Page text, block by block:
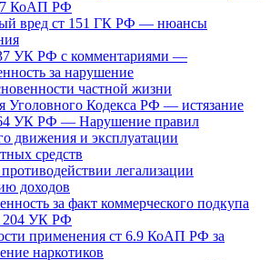
КоАП РФ
вред ст 151 ГК РФ — нюансы
УК РФ с комментариями —
за нарушение
частной жизни
Уголовного Кодекса РФ — истязание
УК РФ — Нарушение правил
движения и эксплуатации
средств
легализации
доходов
за факт коммерческого подкупа
204 УК РФ
применения ст 6.9 КоАП РФ за
наркотиков